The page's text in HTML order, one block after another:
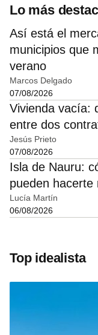
Lo más
Así está el
municipios que
verano
Marcos Delgado
07/08/2026
Vivienda vacía:
entre dos
Jesús Prieto
07/08/2026
Isla de Nauru:
pueden hacerte
Lucía Martín
06/08/2026
Top idealista